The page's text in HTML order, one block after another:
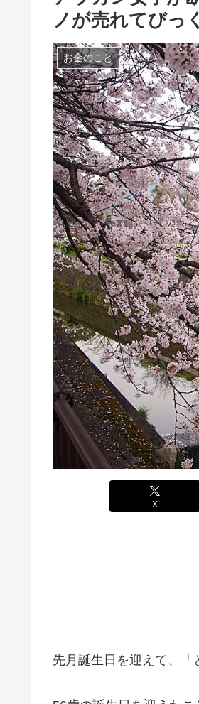
ノが売れてびっ
お金のこと
X
先月誕生日を迎えて、